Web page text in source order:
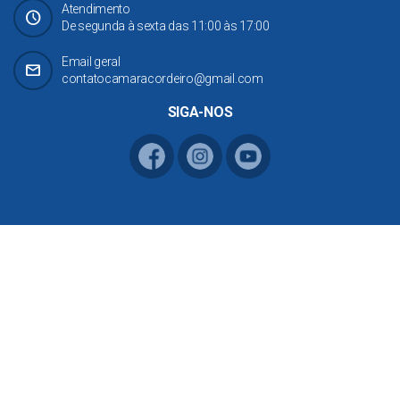
Schedule
Atendimento
De segunda à sexta das 11:00 às 17:00
mail
Email geral
contatocamaracordeiro@gmail.com
SIGA-NOS